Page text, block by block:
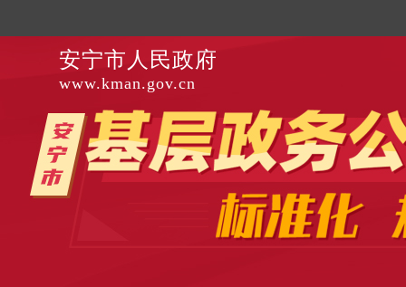
安宁市人民政府
www.kman.gov.cn